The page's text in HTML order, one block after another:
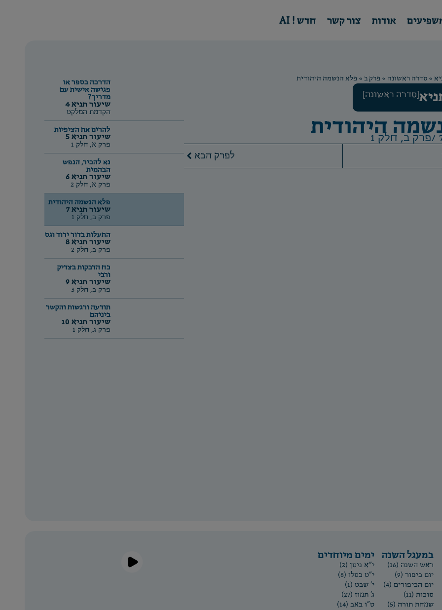
אודות צור קשר חדש ! AI
»סדרה ראשונה » פרק ב » פלא הנשמה היהודית
[סדרה ראשונה]
היהודיתפרק ב, חלק 1
הבא
הדרכה בספר או
פגישה אישית עם
מדריך?
שיעור תניא 4
הקדמת המלקט
להרים את הציפיות
שיעור תניא 5
פרק א, חלק 1
נא להכיר, הנפש
הבהמית
שיעור תניא 6
פרק א, חלק 2
פלא הנשמה היהודית
שיעור תניא 7
פרק ב, חלק 1
התעלות בדור ירוד וגס
שיעור תניא 8
פרק ב, חלק 2
כח הדבקות בצדיק
ורבי
שיעור תניא 9
פרק ב, חלק 3
תודעה ורגשות והקשר
ביניהם
שיעור תניא 10
פרק ג, חלק 1
במעגל השנה
ראש השנה (16)
יום כיפור (9)
יום הכיפורים (4)
סוכות (11)
שמחת תורה (5)
ימים מיוחדים
י"א ניסן (2)
י"ט כסלו (8)
י' שבט (1)
ג' תמוז (27)
ט"ו באב (14)